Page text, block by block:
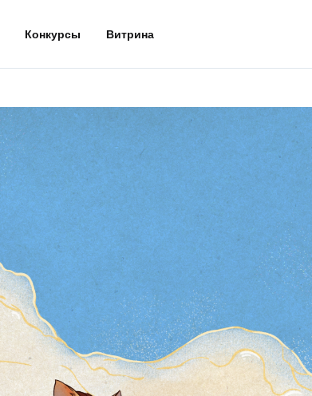
Конкурсы Витрина